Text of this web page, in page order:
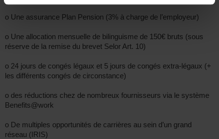
o Une assurance Plan Pension (3% à charge de l’employeur)
o Une allocation mensuelle de bilinguisme de 150€ bruts (sous
réserve de la remise du brevet Selor Art. 10)
o 24 jours de congés légaux et 5 jours de congés extra-légaux (+
les différents congés de circonstance)
o des réductions chez de nombreux fournisseurs via le système
Benefits@work
o De multiples opportunités de carrières au sein d’un grand
réseau (IRIS)